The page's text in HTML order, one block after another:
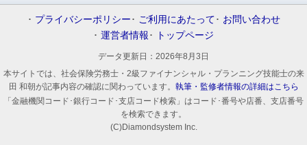
プライバシーポリシー ご利用にあたって
お問い合わせ
運営者情報
トップページ
データ更新日： 2026年8月3日
本サイトでは、社会保険労務士・2級ファイナンシャル・プランニング技能士の来
田 和朝が記事内容の確認に関わっています。 執筆・監修者情報の詳細はこちら
「金融機関コード･銀行コード･支店コード検索」はコード･番号や店番、支店番号
を検索できます。
(C)Diamondsystem Inc.